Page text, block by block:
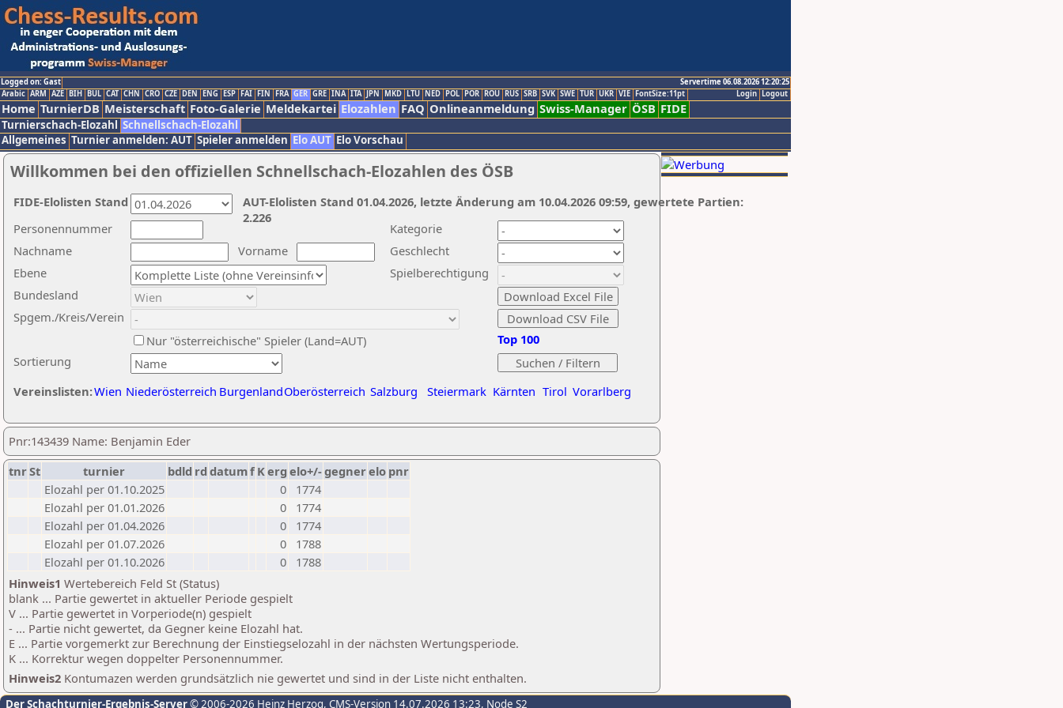
Logged on: Gast
Servertime 06.08.2026 12:20:25
Logout
Login
Arabic ARM AZE BIH BUL CAT CHN CRO CZE DEN ENG ESP FAI FIN FRA GER GRE INA ITA JPN MKD LTU NED POL POR ROU RUS SRB SVK SWE TUR UKR VIE FontSize:11pt
Home TurnierDB Meisterschaft Foto-Galerie Meldekartei Elozahlen FAQ Onlineanmeldung Swiss-Manager ÖSB FIDE
Turnierschach-Elozahl Schnellschach-Elozahl
Allgemeines Turnier anmelden: AUT Spieler anmelden Elo AUT Elo Vorschau
Willkommen bei den offiziellen Schnellschach-Elozahlen des ÖSB
Nachname
Vorname
Ebene
Kategorie
Sortierung
Personennummer
Bundesland
Spgem./Kreis/Verein
Geschlecht
Nur "österreichische" Spieler (Land=AUT)
Spielberechtigung
Vereinslisten:Wien Niederösterreich BurgenlandOberösterreich Salzburg Steiermark Kärnten Tirol Vorarlberg
Top 100
AUT-Elolisten Stand 01.04.2026, letzte Änderung am 10.04.2026 09:59, gewertete Partien:
2.226
FIDE-Elolisten Stand
Pnr:143439 Name: Benjamin Eder
tnrSt turnier bdld rd datumf Kerg elo+/-gegnerelo pnr
Elozahl per 01.10.2025
0
1774
Elozahl per 01.01.2026
0
1774
Elozahl per 01.04.2026
0
1774
Elozahl per 01.07.2026
0
1788
Elozahl per 01.10.2026
0
1788
Hinweis1 Wertebereich Feld St (Status)
blank ... Partie gewertet in aktueller Periode gespielt
V ... Partie gewertet in Vorperiode(n) gespielt
- ... Partie nicht gewertet, da Gegner keine Elozahl hat.
E ... Partie vorgemerkt zur Berechnung der Einstiegselozahl in der nächsten Wertungsperiode.
K ... Korrektur wegen doppelter Personennummer.
Hinweis2 Kontumazen werden grundsätzlich nie gewertet und sind in der Liste nicht enthalten.
Der Schachturnier-Ergebnis-Server© 2006-2026 Heinz Herzog, CMS-Version 14.07.2026 13:23, Node S2